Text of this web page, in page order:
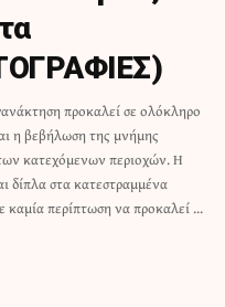
προκαλεί σε ολόκληρο
η βεβήλωση της μνήμης
κατεχόμενων περιοχών. Η
στα κατεστραμμένα
καμία περίπτωση να προκαλεί ...